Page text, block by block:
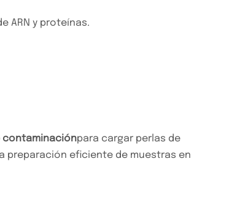
ARN y proteínas.
contaminaciónpara cargar perlas de
preparación eficiente de muestras en